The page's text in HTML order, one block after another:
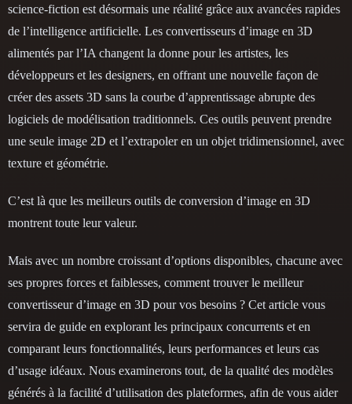
science-fiction est désormais une réalité grâce aux avancées rapides
de l’intelligence artificielle. Les convertisseurs d’image en 3D
alimentés par l’IA changent la donne pour les artistes, les
développeurs et les designers, en offrant une nouvelle façon de
créer des assets 3D sans la courbe d’apprentissage abrupte des
logiciels de modélisation traditionnels. Ces outils peuvent prendre
une seule image 2D et l’extrapoler en un objet tridimensionnel, avec
texture et géométrie.
C’est là que les meilleurs outils de conversion d’image en 3D
montrent toute leur valeur.
Mais avec un nombre croissant d’options disponibles, chacune avec
ses propres forces et faiblesses, comment trouver le meilleur
convertisseur d’image en 3D pour vos besoins ? Cet article vous
servira de guide en explorant les principaux concurrents et en
comparant leurs fonctionnalités, leurs performances et leurs cas
d’usage idéaux. Nous examinerons tout, de la qualité des modèles
générés à la facilité d’utilisation des plateformes, afin de vous aider